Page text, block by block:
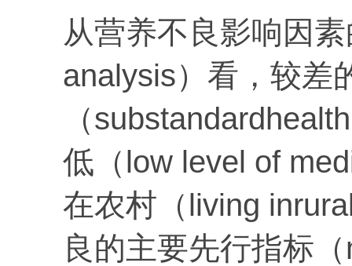
从营养不良影响因
analysis）看，较差
（
低（low level of
在农村（living
良的主要先行指标